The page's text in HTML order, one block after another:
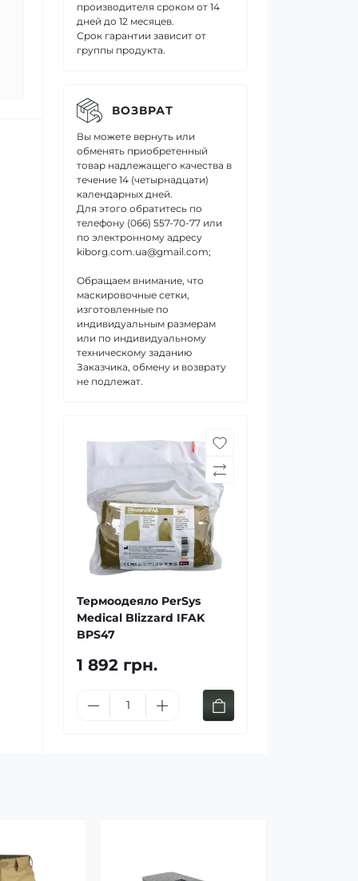
производителя сроком от 14
дней до 12 месяцев.
Срок гарантии зависит от
группы продукта.
ВОЗВРАТ
Вы можете вернуть или
обменять приобретенный
товар надлежащего качества в
течение 14 (четырнадцати)
календарных дней.
Для этого обратитесь по
телефону (066) 557-70-77 или
по электронному адресу
kiborg.com.ua@gmail.com;
Обращаем внимание, что
маскировочные сетки,
изготовленные по
индивидуальным размерам
или по индивидуальному
техническому заданию
Заказчика, обмену и возврату
не подлежат.
Термоодеяло PerSys
Medical Blizzard IFAK
BPS47
1 892 грн.